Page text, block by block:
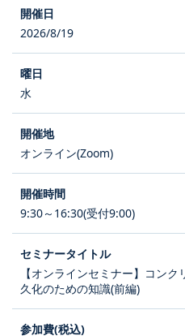
2026/8/19
水
オンライン(Zoom)
9:30～16:30(受付9:00)
【オンラインセミナー】コン
久化のための知識(前編)